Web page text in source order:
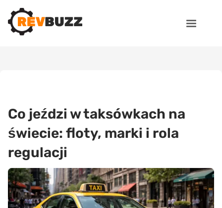
Co jeździ w taksówkach na
świecie: floty, marki i rola
regulacji